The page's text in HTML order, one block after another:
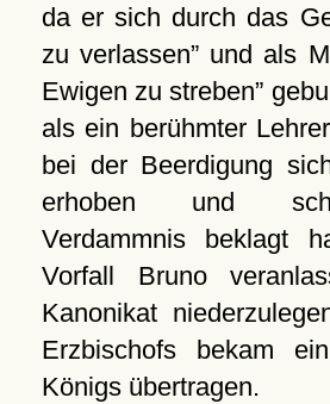
da er sich durch das
zu verlassen
und als
Ewigen zu streben
als ein berühmter
bei der Beerdigung
erhoben und
Verdammnis beklagt
Vorfall Bruno
Kanonikat
Erzbischofs bekam
Königs übertragen.